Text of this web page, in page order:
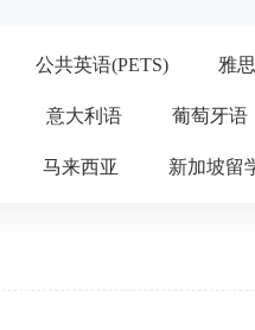
公共英语(PETS) 雅
意大利语 葡萄牙语
马来西亚 新加坡留